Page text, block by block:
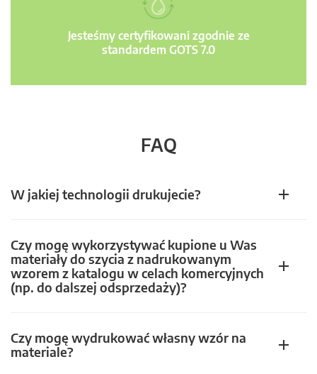
Jesteśmy certyfikowani zgodnie ze
standardem GOTS 7.0
FAQ
W jakiej technologii drukujecie?
Czy mogę wykorzystywać kupione u Was
materiały do szycia z nadrukowanym
wzorem z katalogu w celach komercyjnych
(np. do dalszej odsprzedaży)?
Czy mogę wydrukować własny wzór na
materiale?